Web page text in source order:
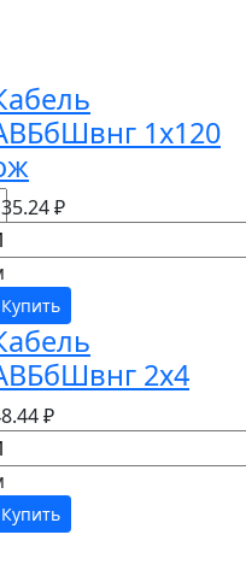
1х120
₽
Купить
2х4
₽
Купить